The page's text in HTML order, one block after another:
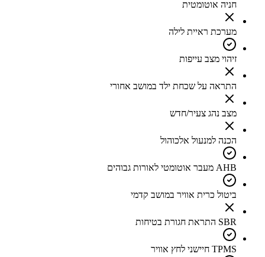
חניה אוטומטית
מערכת ראיית לילה
זיהוי מצב עייפות
התראה על שכחת ילד במושב אחורי
מצב נהג צעיר/חדש
הכנה למנעול אלכוהול
AHB מעבר אוטומטי לאורות גבוהים
ביטול כרית אוויר במושב קדמי
SBR התראת חגורת בטיחות
TPMS חיישני לחץ אוויר